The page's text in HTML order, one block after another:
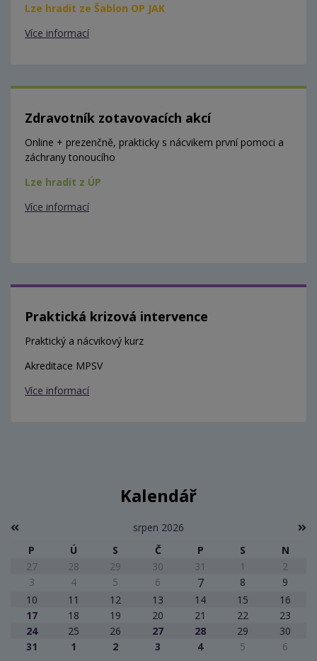
Lze hradit ze Šablon OP JAK
Více informací
Zdravotník zotavovacích akcí
Online + prezenčně, prakticky s nácvikem první pomoci a
záchrany tonoucího
Lze hradit z ÚP
Více informací
Praktická krizová intervence
Praktický a nácvikový kurz
Akreditace MPSV
Více informací
Kalendář
srpen 2026
P
Ú S Č P S
N
27
28 29 30 31 1
2
3
4 5 6 7 8
9
10
11 12 13 14 15
16
17
18 19 20 21 22
23
24
25 26 27 28 29
30
31
1 2 3 4 5 6